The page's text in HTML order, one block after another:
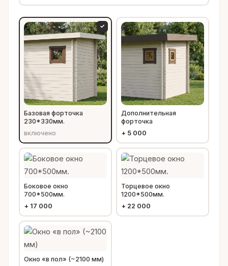
Базовая форточка
230*330мм.
включено
✓
Дополнительная
форточка
+ 5 000
Боковое окно
700*500мм.
+ 17 000
Торцевое окно
1200*500мм.
+ 22 000
Окно «в пол» (~2100 мм)